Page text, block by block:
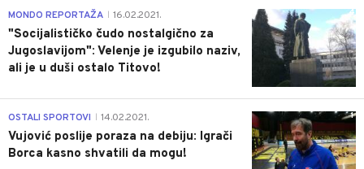
4
MONDO REPORTAŽA 16.02.2021.
"Socijalističko čudo nostalgično za
Jugoslavijom": Velenje je izgubilo naziv,
ali je u duši ostalo Titovo!
1
OSTALI SPORTOVI 14.02.2021.
Vujović poslije poraza na debiju: Igrači
Borca kasno shvatili da mogu!